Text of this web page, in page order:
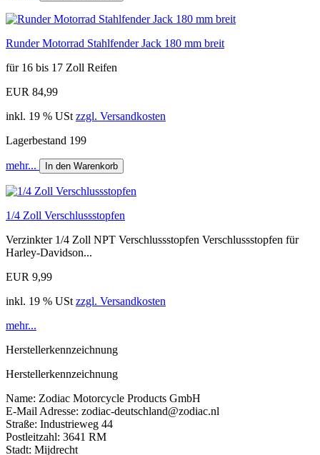
Runder Motorrad Stahlfender Jack 180 mm breit
für 16 bis 17 Zoll Reifen
EUR 84,99
inkl. 19 % USt zzgl. Versandkosten
Lagerbestand 199
mehr... In den Warenkorb
1/4 Zoll Verschlussstopfen
Verzinkter 1/4 Zoll NPT Verschlussstopfen Verschlussstopfen für
Harley-Davidson...
EUR 9,99
inkl. 19 % USt zzgl. Versandkosten
mehr...
Herstellerkennzeichnung
Herstellerkennzeichnung
Name: Zodiac Motorcycle Products GmbH
E-Mail Adresse: zodiac-deutschland@zodiac.nl
Straße: Industrieweg 44
Postleitzahl: 3641 RM
Stadt: Mijdrecht